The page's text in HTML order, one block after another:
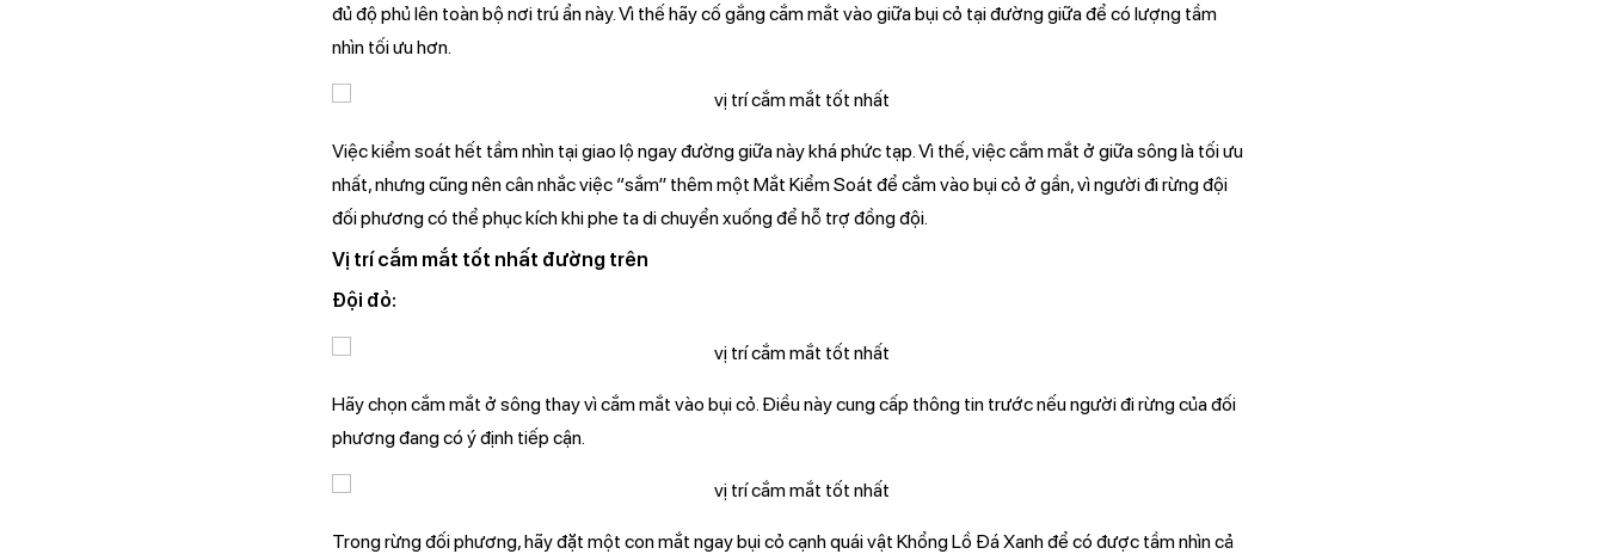
đủ độ phủ lên toàn bộ nơi trú ẩn này. Vì thế hãy cố gắng cắm mắt vào giữa bụi cỏ tại đường giữa để có lượng tầm
nhìn tối ưu hơn.
Việc kiểm soát hết tầm nhìn tại giao lộ ngay đường giữa này khá phức tạp. Vì thế, việc cắm mắt ở giữa sông là tối ưu
nhất, nhưng cũng nên cân nhắc việc “sắm” thêm một Mắt Kiểm Soát để cắm vào bụi cỏ ở gần, vì người đi rừng đội
đối phương có thể phục kích khi phe ta di chuyển xuống để hỗ trợ đồng đội.
Vị trí cắm mắt tốt nhất đường trên
Đội đỏ:
Hãy chọn cắm mắt ở sông thay vì cắm mắt vào bụi cỏ. Điều này cung cấp thông tin trước nếu người đi rừng của đối
phương đang có ý định tiếp cận.
Trong rừng đối phương, hãy đặt một con mắt ngay bụi cỏ cạnh quái vật Khổng Lồ Đá Xanh để có được tầm nhìn cả